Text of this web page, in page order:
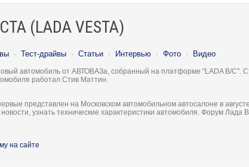
(LADA VESTA)
· Тест-драйвы · Статьи · Интервью · Фото · Видео
автомобиль от АВТОВАЗа, собранный на платформе "LADA B/C".
работал Стив Маттин.
представлен на Московском автомобильном автосалоне в
новости, узнать технические характеристики автомобиля. Форум
на сайте